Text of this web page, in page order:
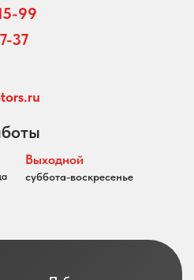
99
37
Выходной
суббота-воскресенье